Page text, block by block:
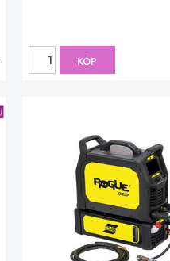
KÖP